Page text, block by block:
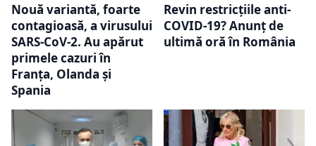
Nouă variantă, foarte
contagioasă, a virusului
SARS-CoV-2. Au apărut
primele cazuri în
Franța, Olanda și
Spania
Revin restricțiile anti-
COVID-19? Anunț de
ultimă oră în România